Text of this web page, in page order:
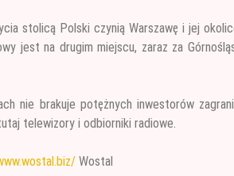
stolicą Polski czynią Warszawę i jej
jest na drugim miejscu, zaraz za
nie brakuje potężnych inwestorów
telewizory i odbiorniki radiowe.
Wostal